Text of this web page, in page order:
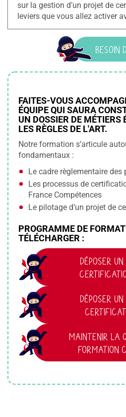
sur la gestion d’un projet de
leviers que vous allez activer
BESOIN
FAITES-VOUS
ÉQUIPE QUI SAURA
UN DOSSIER DE MÉTIERS
LES RÈGLES DE L'ART.
Notre formation s’articule
fondamentaux :
Le cadre règlementaire
Les processus de
France Compétences
Le pilotage d’un projet de
PROGRAMME DE
TÉLÉCHARGER :
DÉPOSER
DÉPOSER
MAINTENIR LA
FORMATION